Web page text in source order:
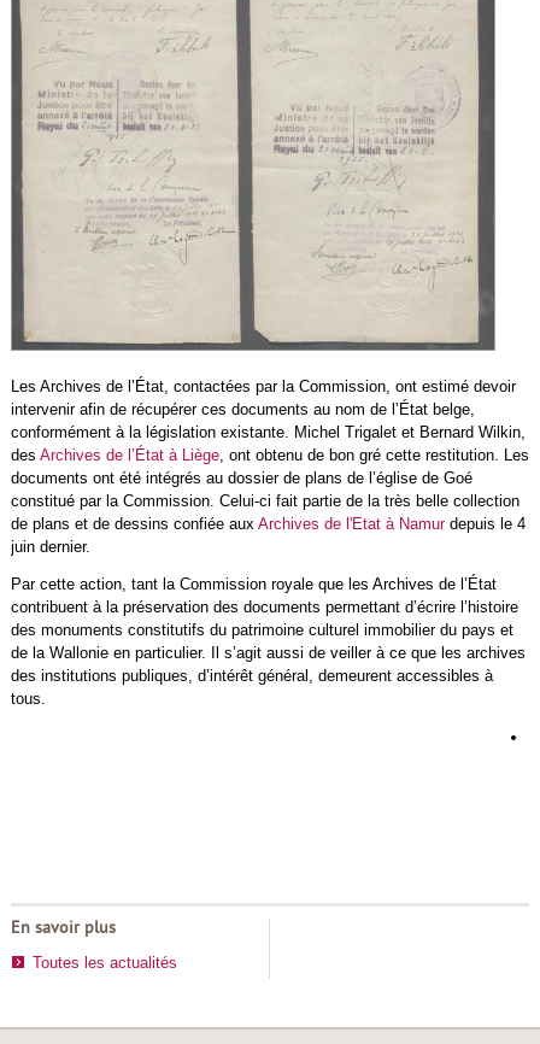
Les Archives de l’État, contactées par la Commission, ont estimé devoir
intervenir afin de récupérer ces documents au nom de l’État belge,
conformément à la législation existante. Michel Trigalet et Bernard Wilkin,
des Archives de l’État à Liège, ont obtenu de bon gré cette restitution. Les
documents ont été intégrés au dossier de plans de l’église de Goé
constitué par la Commission. Celui-ci fait partie de la très belle collection
de plans et de dessins confiée aux Archives de l'Etat à Namurdepuis le 4
juin dernier.
Par cette action, tant la Commission royale que les Archives de l’État
contribuent à la préservation des documents permettant d’écrire l’histoire
des monuments constitutifs du patrimoine culturel immobilier du pays et
de la Wallonie en particulier. Il s’agit aussi de veiller à ce que les archives
des institutions publiques, d’intérêt général, demeurent accessibles à
tous.
En savoir plus
Toutes les actualités